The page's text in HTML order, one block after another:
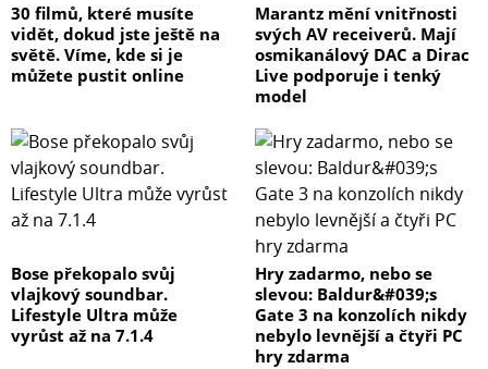
30 filmů, které musíte
vidět, dokud jste ještě na
světě. Víme, kde si je
můžete pustit online
Marantz mění vnitřnosti
svých AV receiverů. Mají
osmikanálový DAC a Dirac
Live podporuje i tenký
model
Bose překopalo svůj
vlajkový soundbar.
Lifestyle Ultra může
vyrůst až na 7.1.4
Hry zadarmo, nebo se
slevou: Baldur&#039;s
Gate 3 na konzolích nikdy
nebylo levnější a čtyři PC
hry zdarma